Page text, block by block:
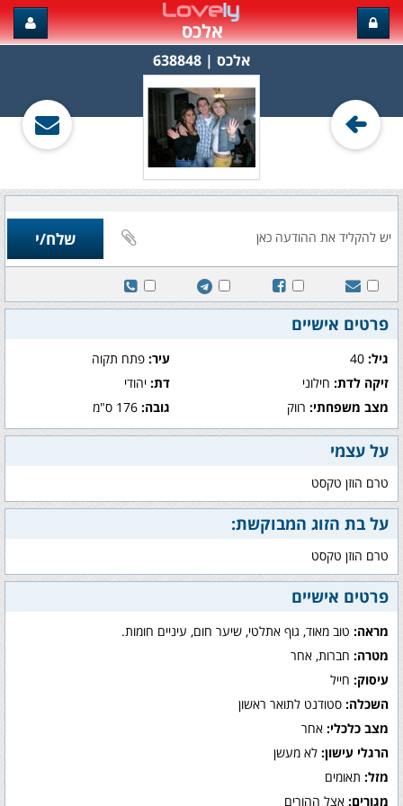
אלכס
אלכס‏ | 638848
פרטים אישיים
גיל: עיר:פתח תקוה
זיקה לדת: חילוני דת:יהודי
מצב משפחתי: רווק גובה:176 ס"מ
על עצמי
טרם הוזן טקסט
על בת הזוג המבוקשת:
טרם הוזן טקסט
פרטים אישיים
מראה: טוב מאוד, גוף אתלטי, שיער חום, עיניים חומות.
מטרה: חברות, אחר
עיסוק: חייל
השכלה: סטודנט לתואר ראשון
מצב כלכלי: אחר
הרגלי עישון: לא מעשן
מזל: תאומים
מגורים: אצל ההורים